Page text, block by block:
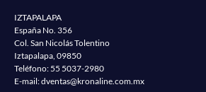
IZTAPALAPA
España No. 356
Col. San Nicolás Tolentino
Iztapalapa, 09850
Teléfono: 55 5037-2980
E-mail:dventas@kronaline.com.mx